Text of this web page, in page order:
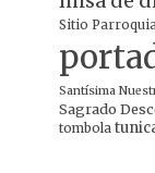
Sitio Parroquia
Santísima
Sagrado
tombola